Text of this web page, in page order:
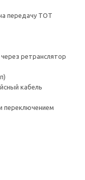
передачу TOT
ретранслятор
кабель
переключением